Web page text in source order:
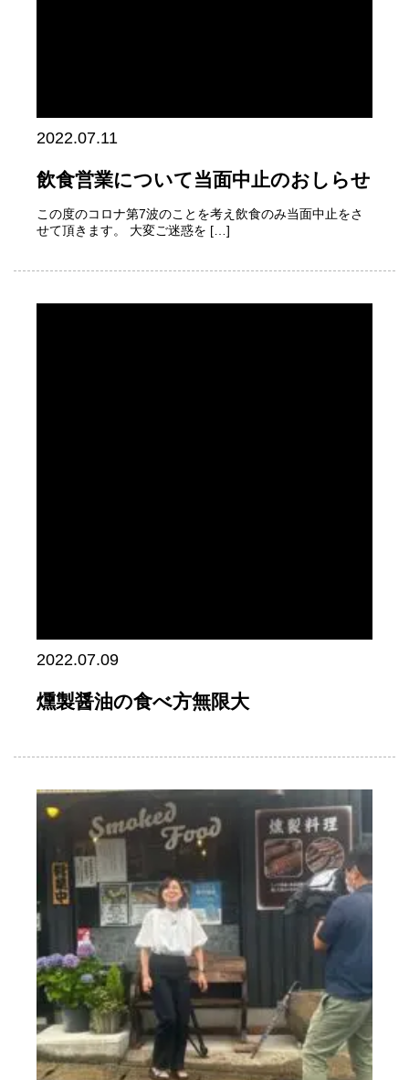
2022.07.11
飲食営業について当面中止のおしらせ
この度のコロナ第7波のことを考え飲食のみ当面中止をさ
せて頂きます。 大変ご迷惑を […]
2022.07.09
燻製醤油の食べ方無限大